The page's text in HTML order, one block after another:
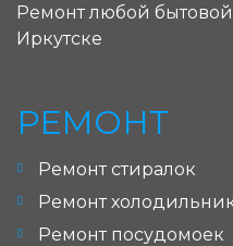
Ремонт любой
Иркутске
РЕМОНТ
Ремонт стиралок
Ремонт
Ремонт посудомоек